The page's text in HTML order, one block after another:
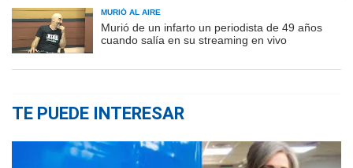
MURIÓ AL AIRE
Murió de un infarto un periodista de 49 años
cuando salía en su streaming en vivo
TE PUEDE INTERESAR